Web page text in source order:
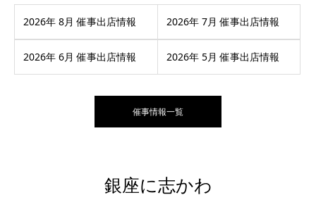
2026年 8月 催事出店情報 2026年 7月 催事出店情報
2026年 6月 催事出店情報 2026年 5月 催事出店情報
催事情報一覧
銀座に志かわ